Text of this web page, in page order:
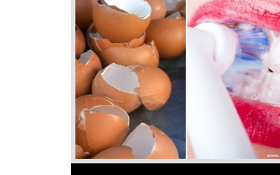
1 2 3 4 5 6 7 8